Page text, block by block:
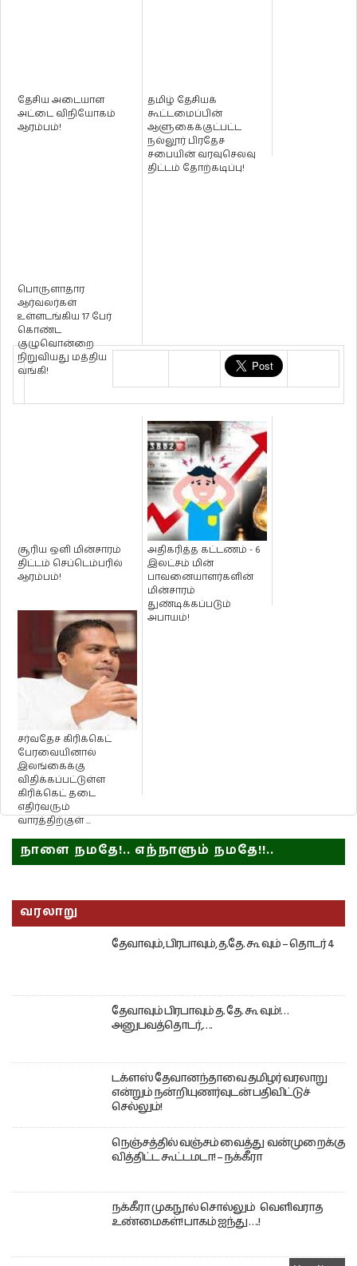
தேசிய அடையாள
அட்டை விநியோகம்
ஆரம்பம்!
தமிழ் தேசியக்
கூட்டமைப்பின்
ஆளுகைக்குட்பட்ட
நல்லூர் பிரதேச
சபையின் வரவுசெலவு
திட்டம் தோற்கடிப்பு!
பொருளாதார
ஆர்வலர்கள்
உள்ளடங்கிய 17 பேர்
கொண்ட
குழுவொன்றை
நிறுவியது மத்திய
வங்கி!
சூரிய ஒளி மின்சாரம்
திட்டம் செப்டெம்பரில்
ஆரம்பம்!
அதிகரித்த கட்டணம் - 6
இலட்சம் மின்
பாவனையாளர்களின்
மின்சாரம்
துண்டிக்கப்படும்
அபாயம்!
சர்வதேச கிரிக்கெட்
பேரவையினால்
இலங்கைக்கு
விதிக்கப்பட்டுள்ள
கிரிக்கெட் தடை
எதிர்வரும்
வாரத்திற்குள் ...
நாளை நமதே!.. எந்நாளும் நமதே!!..
வரலாறு
தேவாவும், பிரபாவும், த.தே. கூ வும் – தொடர் 4
தேவாவும் பிரபாவும் த. தே. கூ வும்!…
அனுபவத்தொடர்,….
டக்ளஸ் தேவானந்தாவை தமிழர் வரலாறு
என்றும் நன்றியுணர்வுடன் பதிவிட்டுச்
செல்லும்!
நெஞ்சத்தில் வஞ்சம் வைத்து வன்முறைக்கு
வித்திட்ட கூட்டமடா! – நக்கீரா
நக்கீரா முகநூல் சொல்லும் வெளிவராத
உண்மைகள்! பாகம் ஐந்து ….!